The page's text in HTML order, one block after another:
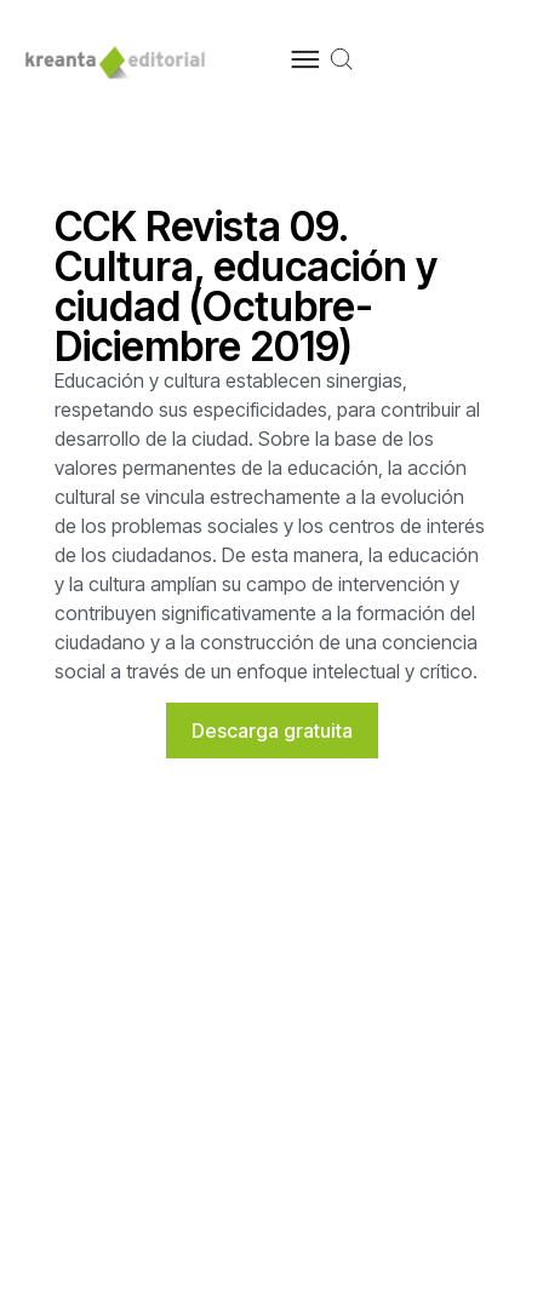
CCK Revista 09.
Cultura, educación y
ciudad (Octubre-
Diciembre 2019)
Educación y cultura establecen sinergias,
respetando sus especificidades, para contribuir al
desarrollo de la ciudad. Sobre la base de los
valores permanentes de la educación, la acción
cultural se vincula estrechamente a la evolución
de los problemas sociales y los centros de interés
de los ciudadanos. De esta manera, la educación
y la cultura amplían su campo de intervención y
contribuyen significativamente a la formación del
ciudadano y a la construcción de una conciencia
social a través de un enfoque intelectual y crítico.
Descarga gratuita